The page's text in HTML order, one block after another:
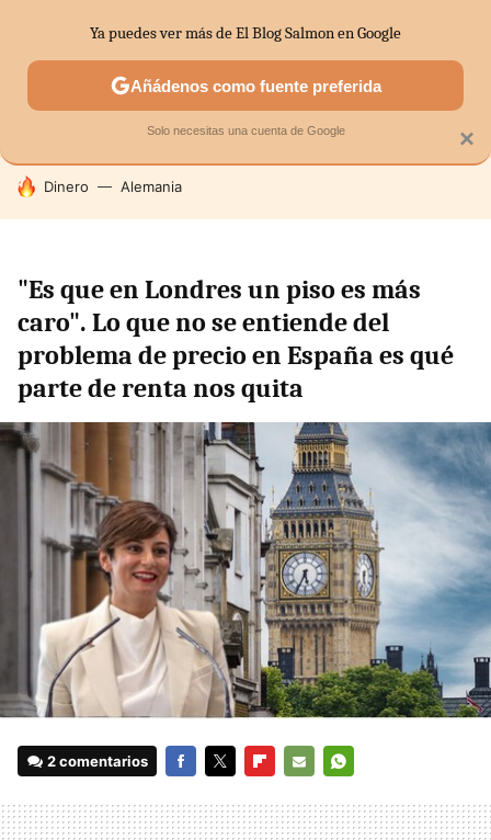
SECTORES ECONOMÍA DOMÉSTICA MERCADOS
HOY SE HABLA DE
Dinero Alemania
"Es que en Londres un piso es más
caro". Lo que no se entiende del
problema de precio en España es qué
parte de renta nos quita
2 comentarios
MAIL
×
Ya puedes ver más de El Blog Salmon en Google
Añádenos como fuente preferida
Solo necesitas una cuenta de Google